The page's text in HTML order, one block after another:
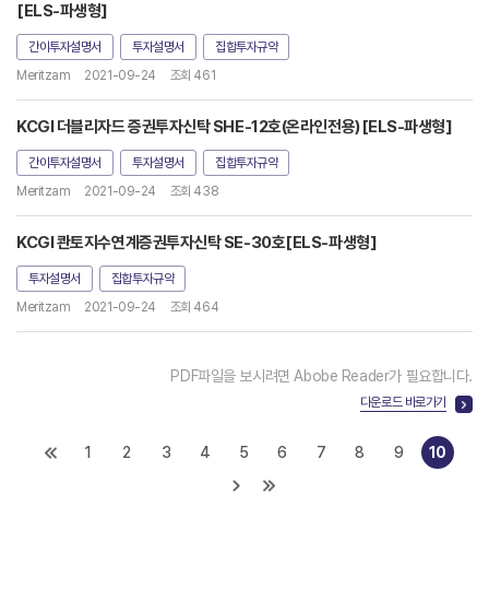
[ELS-파생형]
간이투자설명서 투자설명서
집합투자규약
Meritzam
2021-09-24 조회 461
KCGI 더블리자드 증권투자신탁 SHE-12호(온라인전용)[ELS-파생형]
간이투자설명서 투자설명서
집합투자규약
Meritzam
2021-09-24 조회 438
KCGI 콴토지수연계증권투자신탁 SE-30호[ELS-파생형]
투자설명서
집합투자규약
Meritzam
2021-09-24 조회 464
PDF파일을 보시려면 Abobe Reader가 필요합니다.
다운로드 바로가기
1 2 3 4 5 6 7 8 9 10